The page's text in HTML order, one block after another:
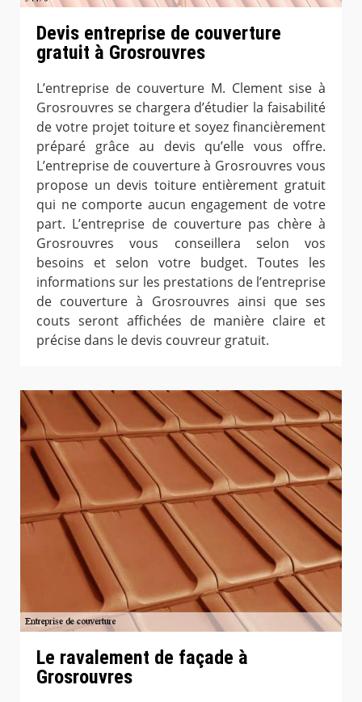
Devis entreprise de couverture
gratuit à Grosrouvres
L’entreprise de couverture M. Clement sise à
Grosrouvres se chargera d’étudier la faisabilité
de votre projet toiture et soyez financièrement
préparé grâce au devis qu’elle vous offre.
L’entreprise de couverture à Grosrouvres vous
propose un devis toiture entièrement gratuit
qui ne comporte aucun engagement de votre
part. L’entreprise de couverture pas chère à
Grosrouvres vous conseillera selon vos
besoins et selon votre budget. Toutes les
informations sur les prestations de l’entreprise
de couverture à Grosrouvres ainsi que ses
couts seront affichées de manière claire et
précise dans le devis couvreur gratuit.
Le ravalement de façade à
Grosrouvres